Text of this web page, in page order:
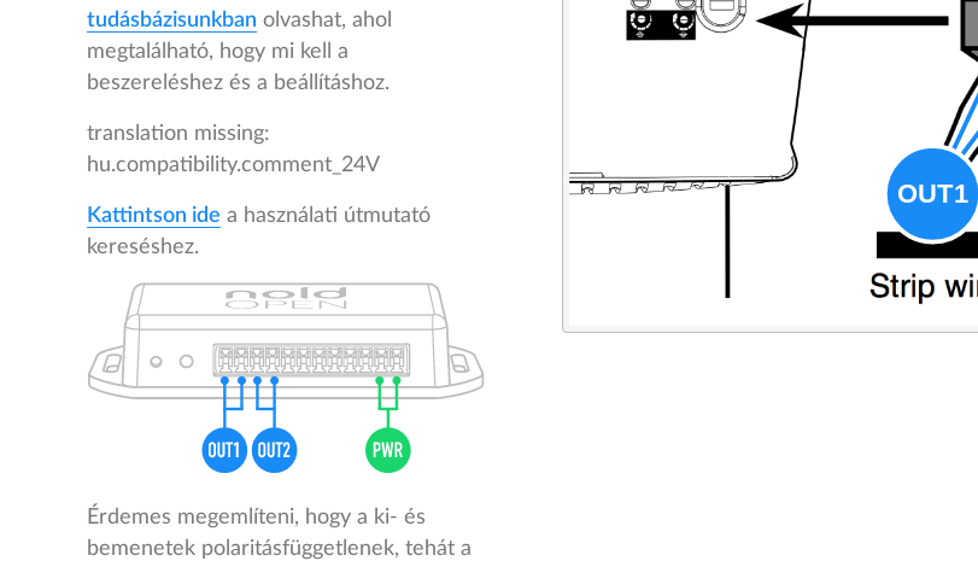
tudásbázisunkban olvashat, ahol
megtalálható, hogy mi kell a
beszereléshez és a beállításhoz.
translation missing:
hu.compatibility.comment_24V
Kattintson ide a használati útmutató
kereséshez.
Érdemes megemlíteni, hogy a ki- és
bemenetek polaritásfüggetlenek, tehát a